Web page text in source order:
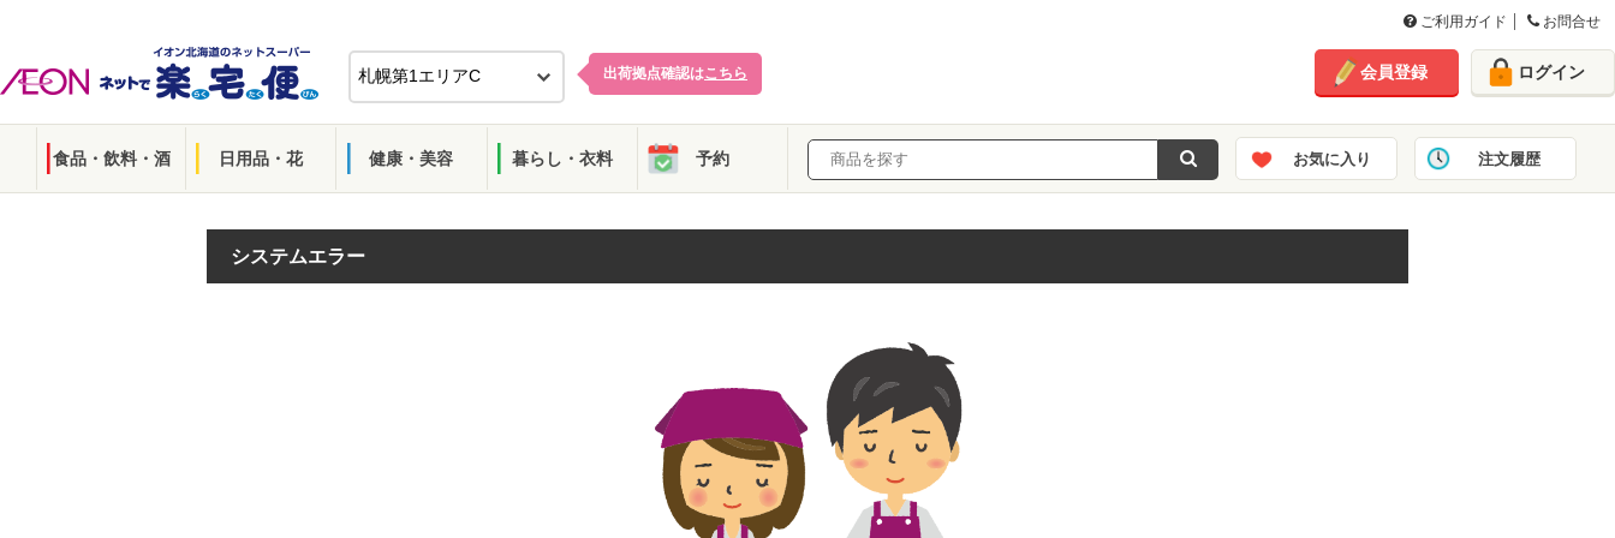
ご利用ガイド お問合せ
出荷拠点確認はこちら 会員登録 ログイン
食品・飲料・酒 日用品・花 健康・美容 暮らし・衣料 予約 お気に入り 注文履歴
システムエラー